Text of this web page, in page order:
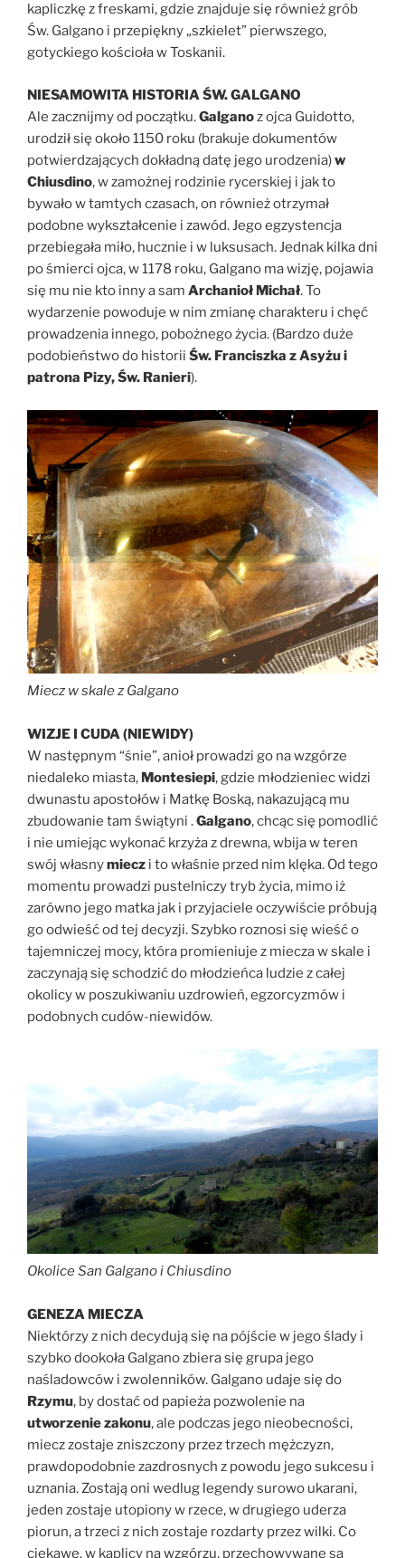
kapliczkę z freskami, gdzie znajduje się również grób
Św. Galgano i przepiękny „szkielet” pierwszego,
gotyckiego kościoła w Toskanii.
NIESAMOWITA HISTORIA ŚW. GALGANO
Ale zacznijmy od początku.Galganoz ojca Guidotto,
urodził się około 1150 roku (brakuje dokumentów
potwierdzających dokładną datę jego urodzenia)w
Chiusdino, w zamożnej rodzinie rycerskiej i jak to
bywało w tamtych czasach, on również otrzymał
podobne wykształcenie i zawód. Jego egzystencja
przebiegała miło, hucznie i w luksusach. Jednak kilka dni
po śmierci ojca, w 1178 roku, Galgano ma wizję, pojawia
się mu nie kto inny a sam Archanioł Michał. To
wydarzenie powoduje w nim zmianę charakteru i chęć
prowadzenia innego, pobożnego życia. (Bardzo duże
podobieństwo do historii Św. Franciszka z Asyżu i
patrona Pizy, Św. Ranieri).
Miecz w skale z Galgano
WIZJE I CUDA (NIEWIDY)
W następnym “śnie”, anioł prowadzi go na wzgórze
niedaleko miasta, Montesiepi, gdzie młodzieniec widzi
dwunastu apostołów i Matkę Boską, nakazującą mu
zbudowanie tam świątyni .Galgano, chcąc się pomodlić
i nie umiejąc wykonać krzyża z drewna, wbija w teren
swój własnymiecz i to właśnie przed nim klęka. Od tego
momentu prowadzi pustelniczy tryb życia, mimo iż
zarówno jego matka jak i przyjaciele oczywiście próbują
go odwieść od tej decyzji. Szybko roznosi się wieść o
tajemniczej mocy, która promieniuje z miecza w skale i
zaczynają się schodzić do młodzieńca ludzie z całej
okolicy w poszukiwaniu uzdrowień, egzorcyzmów i
podobnych cudów-niewidów.
Okolice San Galgano i Chiusdino
GENEZA MIECZA
Niektórzy z nich decydują się na pójście w jego ślady i
szybko dookoła Galgano zbiera się grupa jego
naśladowców i zwolenników. Galgano udaje się do
Rzymu, by dostać od papieża pozwolenie na
utworzenie zakonu, ale podczas jego nieobecności,
miecz zostaje zniszczony przez trzech mężczyzn,
prawdopodobnie zazdrosnych z powodu jego sukcesu i
uznania. Zostają oni wedlug legendy surowo ukarani,
jeden zostaje utopiony w rzece, w drugiego uderza
piorun, a trzeci z nich zostaje rozdarty przez wilki. Co
ciekawe, w kaplicy na wzgórzu, przechowywane są